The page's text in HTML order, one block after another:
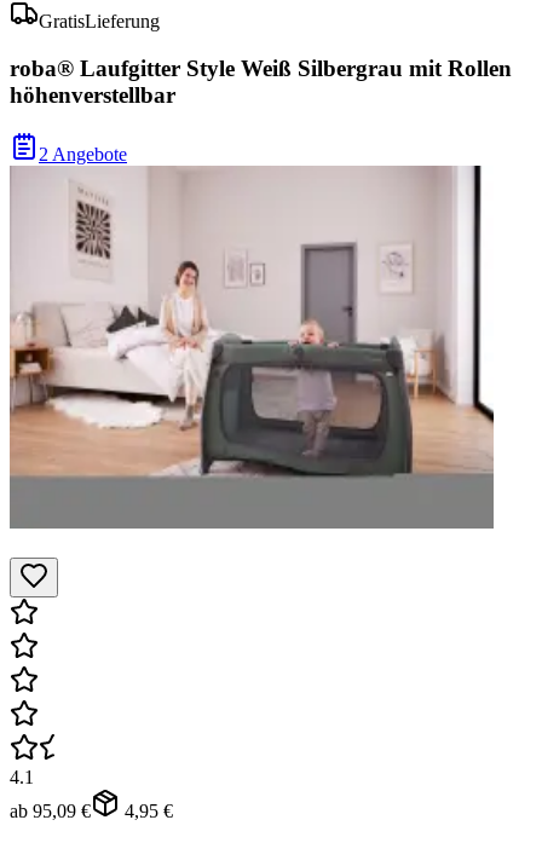
GratisLieferung
roba® Laufgitter Style Weiß Silbergrau mit Rollen
höhenverstellbar
2 Angebote
4.1
ab 95,09 € 4,95 €